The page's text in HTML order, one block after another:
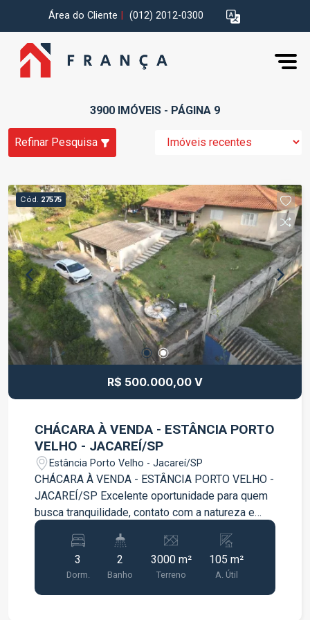
Área do Cliente (012) 2012-0300
3900 IMÓVEIS - PÁGINA 9
Refinar Pesquisa
Cód. 27575
R$ 500.000,00 V
CHÁCARA À VENDA - ESTÂNCIA PORTO
VELHO - JACAREÍ/SP
Estância Porto Velho - Jacareí/SP
CHÁCARA À VENDA - ESTÂNCIA PORTO VELHO -
JACAREÍ/SP Excelente oportunidade para quem
busca tranquilidade, contato com a natureza e
qualidade de vida. Chácara localizada na Estância
Porto Velho, em Jacareí/SP, com terreno de
3.000 m² e área construída de 105 m². 3 quartos,
sendo 1 suíte Sala ampla e aconchegante
Cozinha 2 banheiros Terreno amplo com
3
Dorm.
2
Banho
3000 m²
Terreno
105 m²
A. Útil